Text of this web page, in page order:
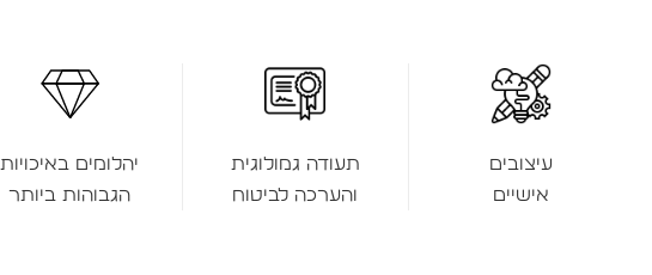
עיצובים
אישיים
תעודה גמולוגית
והערכה לביטוח
יהלומים באיכויות
הגבוהות ביותר